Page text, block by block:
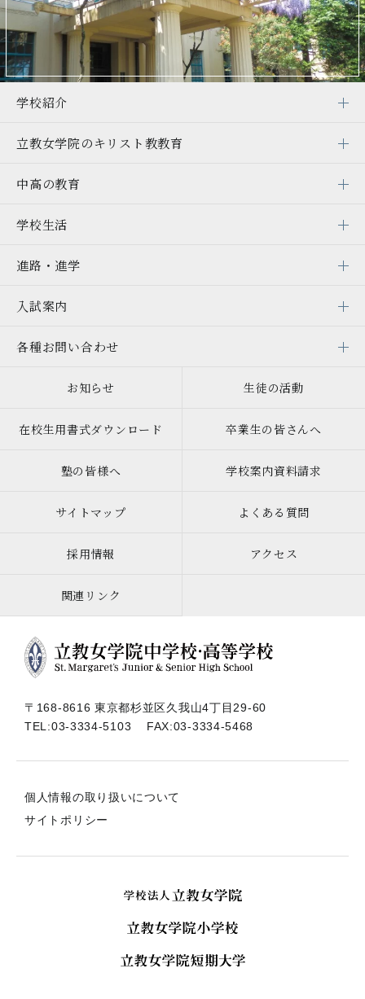
学校紹介
立教女学院のキリスト教教育
中高の教育
学校生活
進路・進学
入試案内
各種お問い合わせ
お知らせ 生徒の活動
在校生用書式ダウンロード 卒業生の皆さんへ
塾の皆様へ 学校案内資料請求
サイトマップ よくある質問
採用情報 アクセス
関連リンク
〒168-8616 東京都杉並区久我山4丁目29-60
TEL:03-3334-5103 FAX:03-3334-5468
個人情報の取り扱いについて
サイトポリシー